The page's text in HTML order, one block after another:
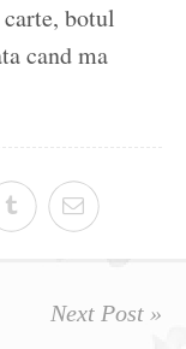
botul
cand ma
Next Post »